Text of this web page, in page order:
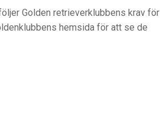
Golden retrieverklubbens krav för
hemsida för att se de